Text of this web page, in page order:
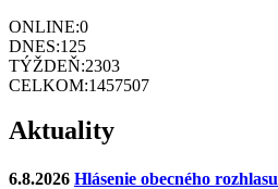
ONLINE:0
DNES:125
TÝŽDEŇ:2303
CELKOM:1457507
Aktuality
6.8.2026 Hlásenie obecného rozhlasu